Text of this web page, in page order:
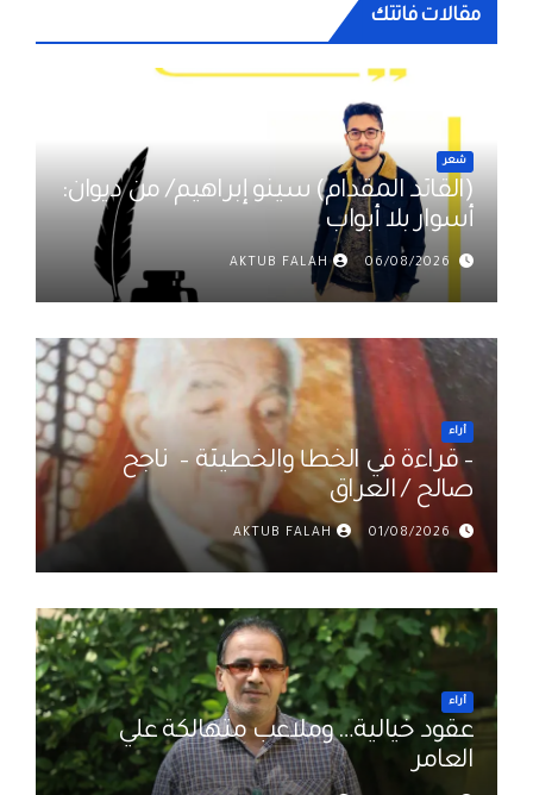
مقالات فاتتك
شعر
(القائد المقدام) سينو إبراهيم/ من ديوان:
أسوار بلا أبواب
06/08/2026
AKTUB FALAH
أراء
– قراءة في الخطأ والخطيئة – ناجح
صالح / العراق
01/08/2026
AKTUB FALAH
أراء
عقود خيالية… وملاعب متهالكة علي
العامر